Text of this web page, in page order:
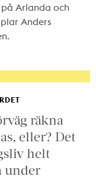
Arlanda och
Anders
räkna
eller? Det
helt
under